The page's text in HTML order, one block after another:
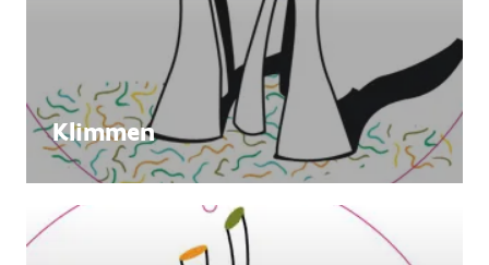
Klimmen